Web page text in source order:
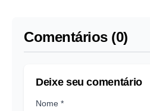
Comentários (0)
Deixe seu comentário
Nome *